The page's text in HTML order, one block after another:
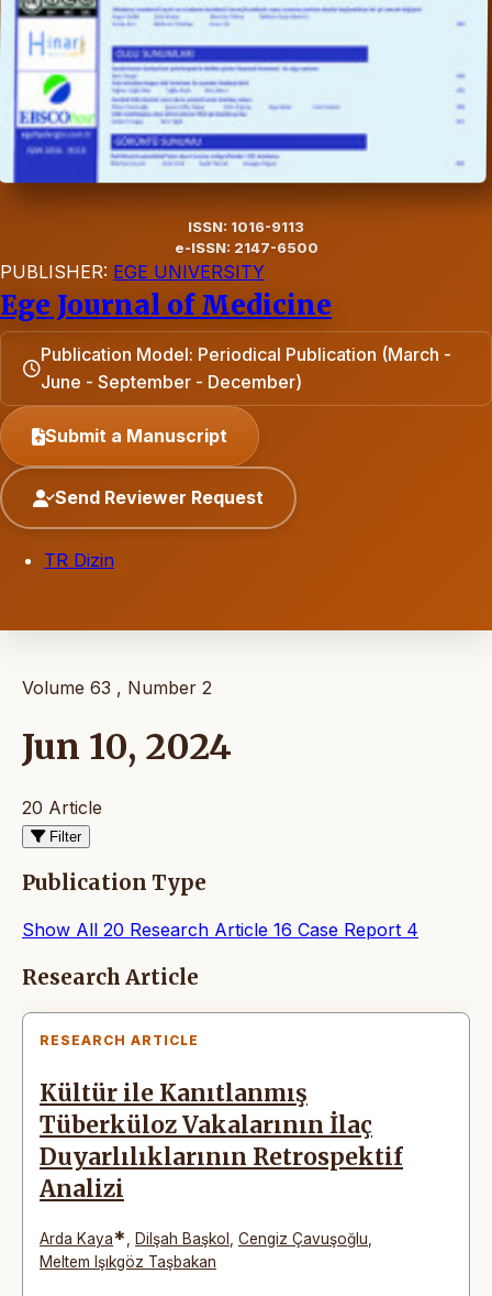
ISSN: 1016-9113
e-ISSN: 2147-6500
PUBLISHER: EGE UNIVERSITY
Ege Journal of Medicine
Publication Model: Periodical Publication (March -
June - September - December)
Submit a Manuscript
Send Reviewer Request
TR Dizin
Volume 63 , Number 2
Jun 10, 2024
20 Article
Filter
Publication Type
Show All 20 Research Article 16 Case Report 4
Articles
Research Article
RESEARCH ARTICLE
Kültür ile Kanıtlanmış
Tüberküloz Vakalarının İlaç
Duyarlılıklarının Retrospektif
Analizi
Arda Kaya* Dilşah Başkol Cengiz Çavuşoğlu
Meltem Işıkgöz Taşbakan